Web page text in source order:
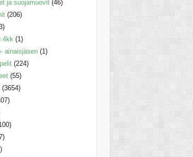
ja suojamuovit (46)
(206)
4kk (1)
ainaisjäsen (1)
(224)
(55)
(3654)